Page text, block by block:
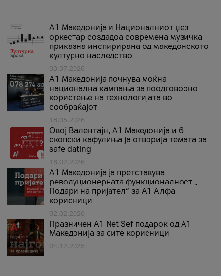
А1 Македонија и Националниот џез
оркестар создадоа современа музичка
приказна инспирирана од македонското
културно наследство
03.07.2026
A1 Македонија почнува моќна
национална кампања за поодговорно
користење на технологијата во
сообраќајот
18.05.2026
Овој Валентајн, A1 Македонија и 6
скопски кафулиња ја отворија темата за
safe dating
16.02.2026
А1 Македонија ја претставува
револуционерната функционалност „
Подари на пријател“ за А1 Алфа
корисници
02.02.2026
Празничен A1 Net Sеf подарок од А1
Македонија за сите корисници
04.12.2025